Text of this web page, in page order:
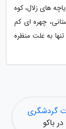
های زلال، کوه
چهره ای کم
به علت منظره
گردشگری